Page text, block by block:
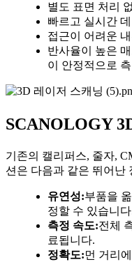
별도 표면 처리
빠르고 실시간
접근이 어려운
반사율이 높은
이 안정적으로
SCANOLOGY
기존의 캘리퍼스, 줄자,
션은 다음과 같은 뛰어난
유연성:부품을
정할 수 있습니
측정 속도:전체
료됩니다.
정확도:먼 거리